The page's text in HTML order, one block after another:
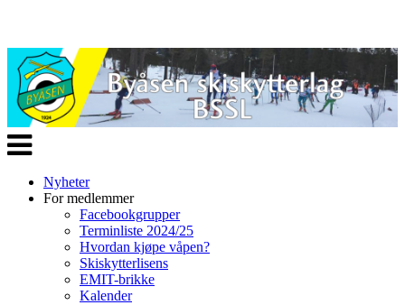
Veksle
navigasjon
Nyheter
For medlemmer
Facebookgrupper
Terminliste 2024/25
Hvordan kjøpe våpen?
Skiskytterlisens
EMIT-brikke
Kalender